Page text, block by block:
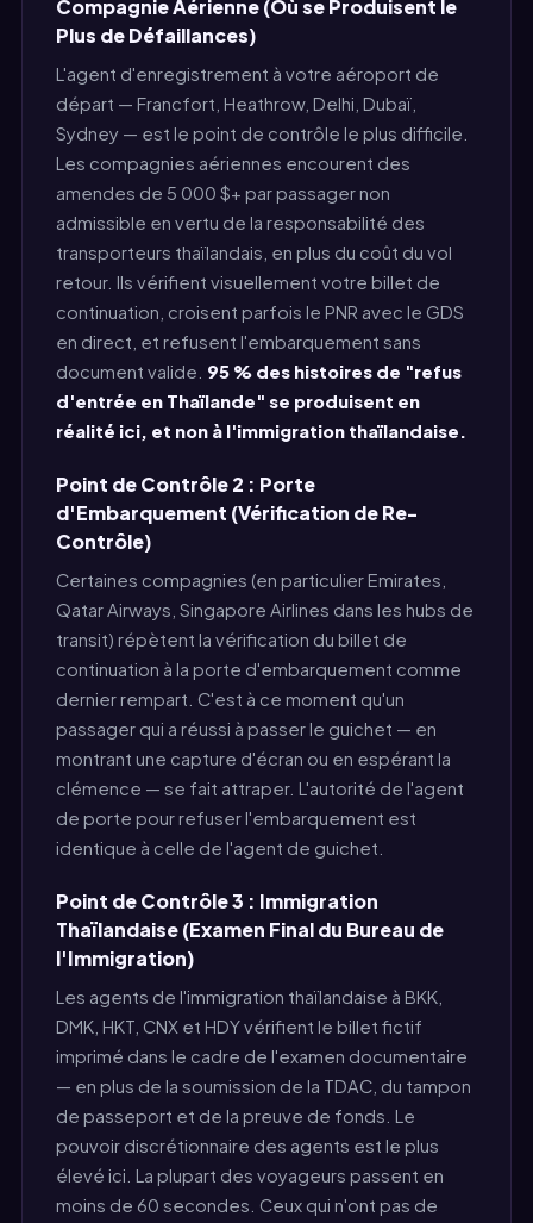
Compagnie Aérienne (Où se Produisent le
Plus de Défaillances)
L'agent d'enregistrement à votre aéroport de
départ — Francfort, Heathrow, Delhi, Dubaï,
Sydney — est le point de contrôle le plus difficile.
Les compagnies aériennes encourent des
amendes de 5 000 $+ par passager non
admissible en vertu de la responsabilité des
transporteurs thaïlandais, en plus du coût du vol
retour. Ils vérifient visuellement votre billet de
continuation, croisent parfois le PNR avec le GDS
en direct, et refusent l'embarquement sans
document valide. 95 % des histoires de "refus
d'entrée en Thaïlande" se produisent en
réalité ici, et non à l'immigration thaïlandaise.
Point de Contrôle 2 : Porte
d'Embarquement (Vérification de Re-
Contrôle)
Certaines compagnies (en particulier Emirates,
Qatar Airways, Singapore Airlines dans les hubs de
transit) répètent la vérification du billet de
continuation à la porte d'embarquement comme
dernier rempart. C'est à ce moment qu'un
passager qui a réussi à passer le guichet — en
montrant une capture d'écran ou en espérant la
clémence — se fait attraper. L'autorité de l'agent
de porte pour refuser l'embarquement est
identique à celle de l'agent de guichet.
Point de Contrôle 3 : Immigration
Thaïlandaise (Examen Final du Bureau de
l'Immigration)
Les agents de l'immigration thaïlandaise à BKK,
DMK, HKT, CNX et HDY vérifient le billet fictif
imprimé dans le cadre de l'examen documentaire
— en plus de la soumission de la TDAC, du tampon
de passeport et de la preuve de fonds. Le
pouvoir discrétionnaire des agents est le plus
élevé ici. La plupart des voyageurs passent en
moins de 60 secondes. Ceux qui n'ont pas de